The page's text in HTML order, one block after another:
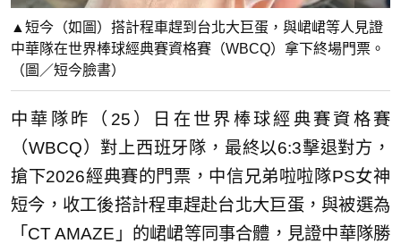
▲短今（如圖）搭計程車趕到台北大巨蛋，與峮峮等人見證
中華隊在世界棒球經典賽資格賽（WBCQ）拿下終場門票。
（圖／短今臉書）
中華隊昨（25）日在世界棒球經典賽資格賽
（WBCQ）對上西班牙隊，最終以6:3擊退對方，
搶下2026經典賽的門票，中信兄弟啦啦隊PS女神
短今，收工後搭計程車趕赴台北大巨蛋，與被選為
「CT AMAZE」的峮峮等同事合體，見證中華隊勝